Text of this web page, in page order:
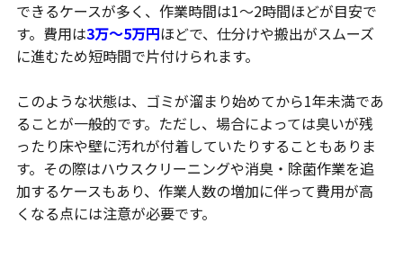
できるケースが多く、作業時間は1～2時間ほどが目安で
す。費用は3万〜5万円ほどで、仕分けや搬出がスムーズ
に進むため短時間で片付けられます。
このような状態は、ゴミが溜まり始めてから1年未満であ
ることが一般的です。ただし、場合によっては臭いが残
ったり床や壁に汚れが付着していたりすることもありま
す。その際はハウスクリーニングや消臭・除菌作業を追
加するケースもあり、作業人数の増加に伴って費用が高
くなる点には注意が必要です。